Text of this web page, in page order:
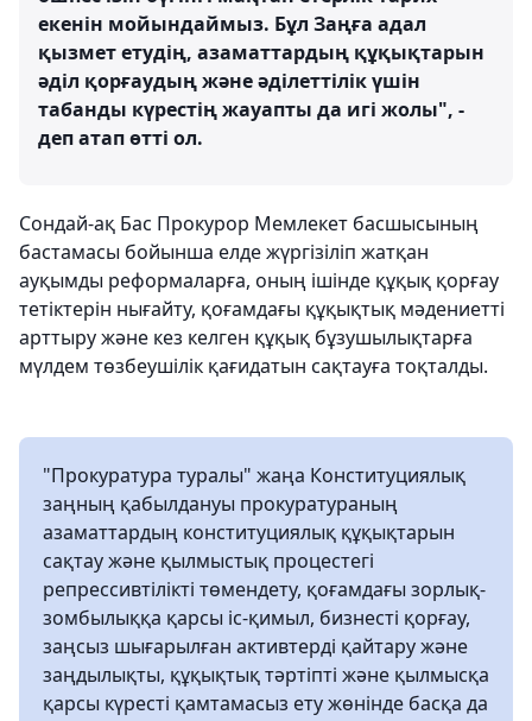
екенін мойындаймыз. Бұл Заңға адал
қызмет етудің, азаматтардың құқықтарын
әділ қорғаудың және әділеттілік үшін
табанды күрестің жауапты да игі жолы", -
деп атап өтті ол.
Сондай-ақ Бас Прокурор Мемлекет басшысының
бастамасы бойынша елде жүргізіліп жатқан
ауқымды реформаларға, оның ішінде құқық қорғау
тетіктерін нығайту, қоғамдағы құқықтық мәдениетті
арттыру және кез келген құқық бұзушылықтарға
мүлдем төзбеушілік қағидатын сақтауға тоқталды.
"Прокуратура туралы" жаңа Конституциялық
заңның қабылдануы прокуратураның
азаматтардың конституциялық құқықтарын
сақтау және қылмыстық процестегі
репрессивтілікті төмендету, қоғамдағы зорлық-
зомбылыққа қарсы іс-қимыл, бизнесті қорғау,
заңсыз шығарылған активтерді қайтару және
заңдылықты, құқықтық тәртіпті және қылмысқа
қарсы күресті қамтамасыз ету жөнінде басқа да